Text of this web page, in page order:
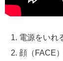
電源をいれ
顔（FACE